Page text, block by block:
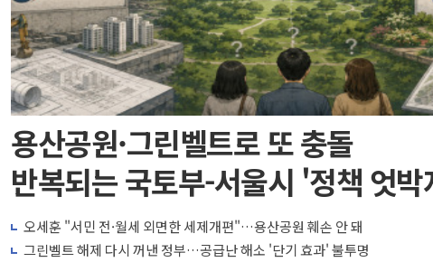
용산공원·그린벨트로 또 충돌
반복되는 국토부-서울시 '정책 엇
오세훈 "서민 전·월세 외면한 세제개편"…용산공원 훼손 안 돼
그린벨트 해제 다시 꺼낸 정부…공급난 해소 '단기 효과' 불투명